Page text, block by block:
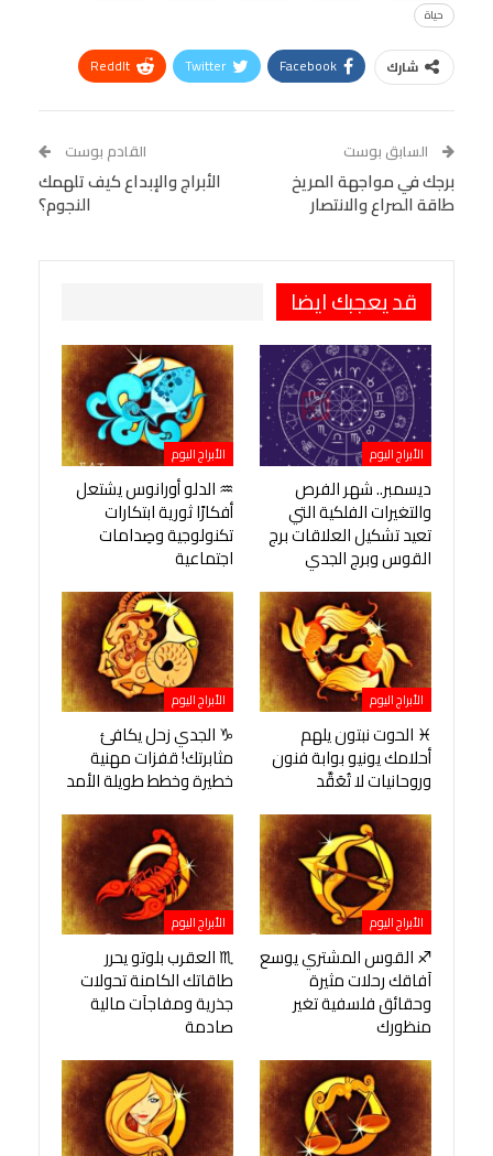
حياة
شارك Facebook
Twitter
ReddIt
Tumblr
البريد الإلكتروني
StumbleUpon
VK
Digg
LINE
السابق بوست
برجك في مواجهة المريخ
طاقة الصراع والانتصار
القادم بوست
الأبراج والإبداع كيف تلهمك
النجوم؟
قد يعجبك ايضا
الأبراج اليوم
ديسمبر.. شهر الفرص
والتغيرات الفلكية التي
تعيد تشكيل العلاقات برج
القوس وبرج الجدي
الأبراج اليوم
♒ الدلو أورانوس يشتعل
أفكارًا ثورية ابتكارات
تكنولوجية وصِدامات
اجتماعية
الأبراج اليوم
♓ الحوت نبتون يلهم
أحلامك يونيو بوابة فنون
وروحانيات لا تُعَقَّد
الأبراج اليوم
♑ الجدي زحل يكافئ
مثابرتك! قفزات مهنية
خطيرة وخطط طويلة الأمد
الأبراج اليوم
♐ القوس المشتري يوسع
آفاقك رحلات مثيرة
وحقائق فلسفية تغير
منظورك
الأبراج اليوم
♏ العقرب بلوتو يحرر
طاقاتك الكامنة تحولات
جذرية ومفاجآت مالية
صادمة